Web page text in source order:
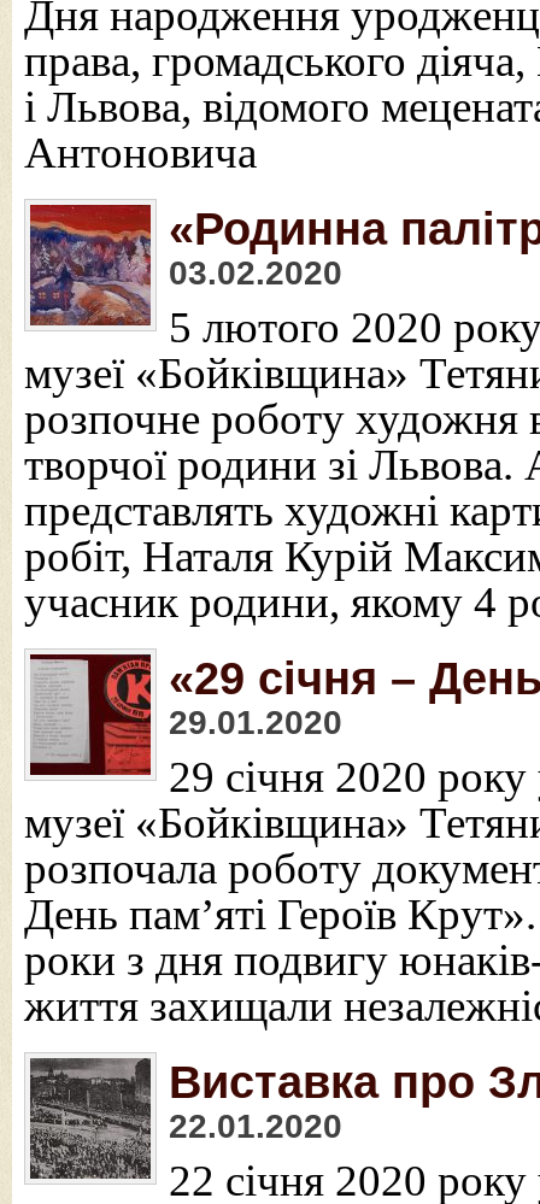
Дня народження
права, громадського
і Львова, відомого
Антоновича
«Родинна
03.02.2020
5 лютого 2020
музеї «Бойківщина»
розпочне роботу художня
творчої родини зі Львова.
представлять художні
робіт, Наталя Курій
учасник родини, якому 4
«29 січня –
29.01.2020
29 січня 2020
музеї «Бойківщина»
розпочала роботу
День пам’яті Героїв
роки з дня подвигу
життя захищали
Виставка про
22.01.2020
22 січня 2020